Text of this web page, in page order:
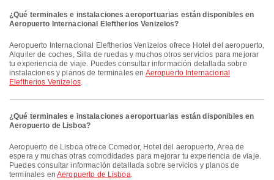
¿Qué terminales e instalaciones aeroportuarias están disponibles en
Aeropuerto Internacional Eleftherios Venizelos?
Aeropuerto Internacional Eleftherios Venizelos ofrece Hotel del aeropuerto,
Alquiler de coches, Silla de ruedas y muchos otros servicios para mejorar
tu experiencia de viaje. Puedes consultar información detallada sobre
instalaciones y planos de terminales en Aeropuerto Internacional
Eleftherios Venizelos.
¿Qué terminales e instalaciones aeroportuarias están disponibles en
Aeropuerto de Lisboa?
Aeropuerto de Lisboa ofrece Comedor, Hotel del aeropuerto, Área de
espera y muchas otras comodidades para mejorar tu experiencia de viaje.
Puedes consultar información detallada sobre servicios y planos de
terminales en Aeropuerto de Lisboa.